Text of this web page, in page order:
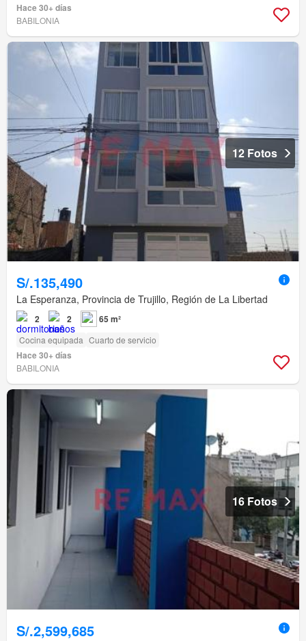
Hace 30+ días
BABILONIA
12 Fotos
S/.135,490
La Esperanza, Provincia de Trujillo, Región de La Libertad
2 2 65 m²
Cocina equipada Cuarto de servicio
Hace 30+ días
BABILONIA
16 Fotos
S/.2,599,685